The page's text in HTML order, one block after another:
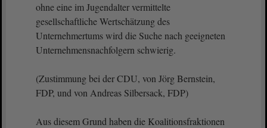
ohne eine im Jugendalter vermittelte
gesellschaftliche Wertschätzung des
Unternehmertums wird die Suche nach geeigneten
Unternehmensnachfolgern schwierig.
(Zustimmung bei der CDU, von Jörg Bernstein,
FDP, und von Andreas Silbersack, FDP)
Aus diesem Grund haben die Koalitionsfraktionen